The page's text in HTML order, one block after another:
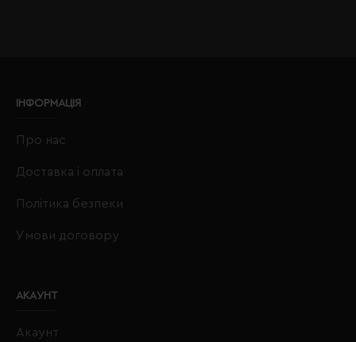
ІНФОРМАЦІЯ
Про нас
Доставка і оплата
Політика безпеки
Умови договору
АКАУНТ
Акаунт